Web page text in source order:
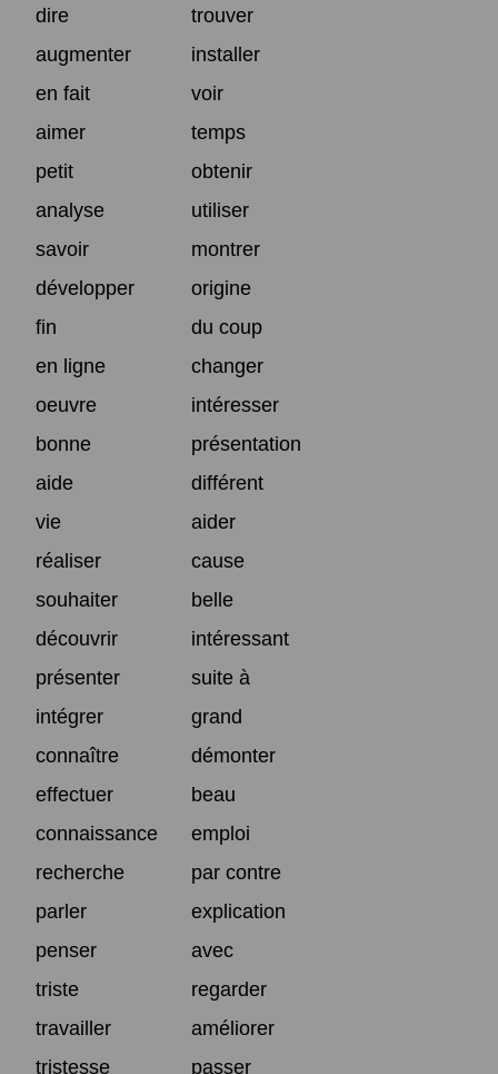
dire
trouver
augmenter
installer
en fait
voir
aimer
temps
petit
obtenir
analyse
utiliser
savoir
montrer
développer
origine
fin
du coup
en ligne
changer
oeuvre
intéresser
bonne
présentation
aide
différent
vie
aider
réaliser
cause
souhaiter
belle
découvrir
intéressant
présenter
suite à
intégrer
grand
connaître
démonter
effectuer
beau
connaissance
emploi
recherche
par contre
parler
explication
penser
avec
triste
regarder
travailler
améliorer
tristesse
passer